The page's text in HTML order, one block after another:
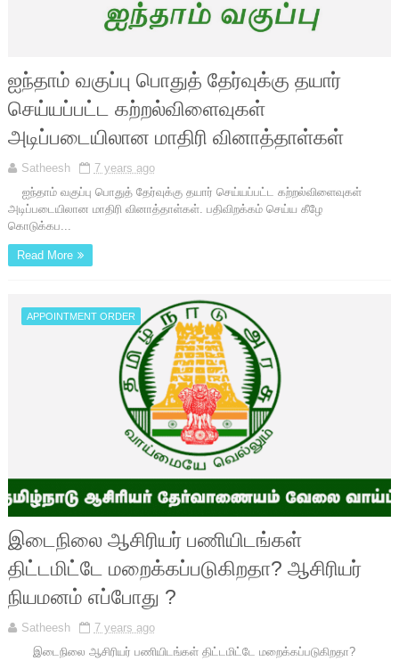
ஐந்தாம் வகுப்பு பொதுத் தேர்வுக்கு தயார்
செய்யப்பட்ட கற்றல்விளைவுகள்
அடிப்படையிலான மாதிரி வினாத்தாள்கள்
Satheesh
7 years ago
ஐந்தாம் வகுப்பு பொதுத் தேர்வுக்கு தயார் செய்யப்பட்ட கற்றல்விளைவுகள்
அடிப்படையிலான மாதிரி வினாத்தாள்கள். பதிவிறக்கம் செய்ய கீழே
கொடுக்கப...
Read More
APPOINTMENT ORDER
இடைநிலை ஆசிரியர் பணியிடங்கள்
திட்டமிட்டே மறைக்கப்படுகிறதா? ஆசிரியர்
நியமனம் எப்போது ?
Satheesh
7 years ago
இடைநிலை ஆசிரியர் பணியிடங்கள் திட்டமிட்டே மறைக்கப்படுகிறதா?